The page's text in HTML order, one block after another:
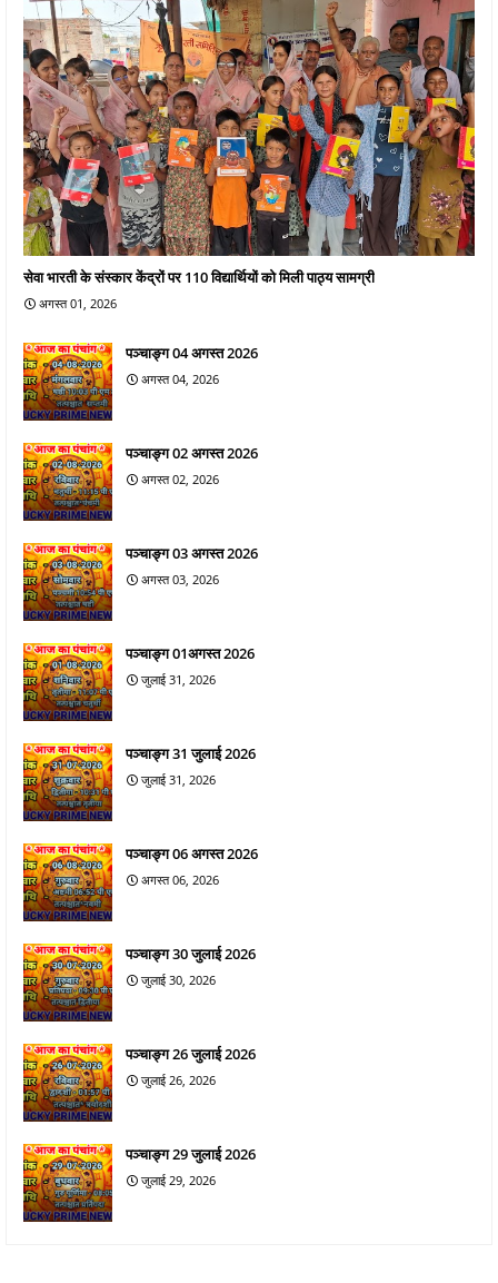
सेवा भारती के संस्कार केंद्रों पर 110 विद्यार्थियों को मिली पाठ्य सामग्री
अगस्त 01, 2026
पञ्चाङ्ग 04 अगस्त 2026
अगस्त 04, 2026
पञ्चाङ्ग 02 अगस्त 2026
अगस्त 02, 2026
पञ्चाङ्ग 03 अगस्त 2026
अगस्त 03, 2026
पञ्चाङ्ग 01अगस्त 2026
जुलाई 31, 2026
पञ्चाङ्ग 31 जुलाई 2026
जुलाई 31, 2026
पञ्चाङ्ग 06 अगस्त 2026
अगस्त 06, 2026
पञ्चाङ्ग 30 जुलाई 2026
जुलाई 30, 2026
पञ्चाङ्ग 26 जुलाई 2026
जुलाई 26, 2026
पञ्चाङ्ग 29 जुलाई 2026
जुलाई 29, 2026